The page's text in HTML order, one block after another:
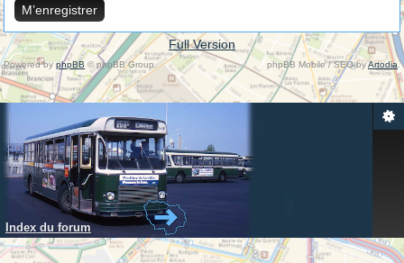
M’enregistrer
Full Version
Powered byphpBB © phpBB Group. phpBB Mobile / SEO byArtodia .
Index du forum